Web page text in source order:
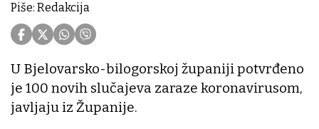
Piše: Redakcija
U Bjelovarsko-bilogorskoj županiji potvrđeno
je 100 novih slučajeva zaraze koronavirusom,
javljaju iz Županije.